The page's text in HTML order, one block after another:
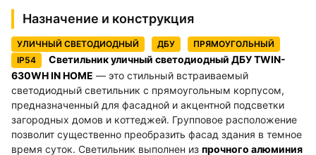
Назначение и конструкция
УЛИЧНЫЙ СВЕТОДИОДНЫЙ ДБУ
ПРЯМОУГОЛЬНЫЙ
IP54
Светильник уличный светодиодный ДБУ TWIN-
630WH IN HOME — это стильный встраиваемый
светодиодный светильник с прямоугольным корпусом,
предназначенный для фасадной и акцентной подсветки
загородных домов и коттеджей. Групповое расположение
позволит существенно преобразить фасад здания в темное
время суток. Светильник выполнен из прочного алюминия